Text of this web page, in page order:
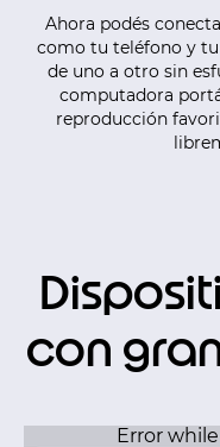
Ahora podés
como tu teléfono y
de uno a otro sin
computadora
reproducción
con